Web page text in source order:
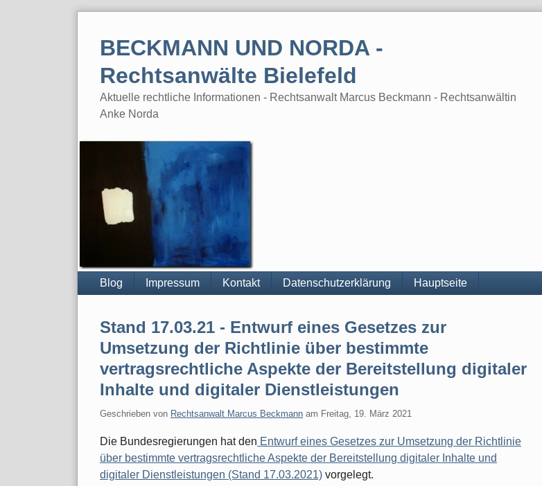
BECKMANN UND NORDA -
Rechtsanwälte Bielefeld
Aktuelle rechtliche Informationen - Rechtsanwalt Marcus Beckmann - Rechtsanwältin
Anke Norda
Blog Impressum Kontakt Datenschutzerklärung Hauptseite
Stand 17.03.21 - Entwurf eines Gesetzes zur
Umsetzung der Richtlinie über bestimmte
vertragsrechtliche Aspekte der Bereitstellung digitaler
Inhalte und digitaler Dienstleistungen
Geschrieben von Rechtsanwalt Marcus Beckmann am Freitag, 19. März 2021
Die Bundesregierungen hat den Entwurf eines Gesetzes zur Umsetzung der Richtlinie
über bestimmte vertragsrechtliche Aspekte der Bereitstellung digitaler Inhalte und
digitaler Dienstleistungen (Stand 17.03.2021) vorgelegt.